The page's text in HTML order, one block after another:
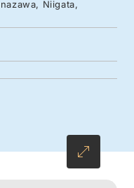
Sie sich jemals
reichen
Süden zu
Ausblicken
Niigata,